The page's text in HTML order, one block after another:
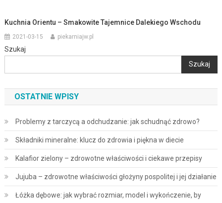
Kuchnia Orientu – Smakowite Tajemnice Dalekiego Wschodu
2021-03-15 piekarniajw.pl
Szukaj
Szukaj
OSTATNIE WPISY
Problemy z tarczycą a odchudzanie: jak schudnąć zdrowo?
Składniki mineralne: klucz do zdrowia i piękna w diecie
Kalafior zielony – zdrowotne właściwości i ciekawe przepisy
Jujuba – zdrowotne właściwości głożyny pospolitej i jej działanie
Łóżka dębowe: jak wybrać rozmiar, model i wykończenie, by